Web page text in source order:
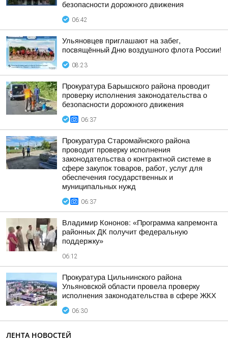
безопасности дорожного движения
06:42
Ульяновцев приглашают на забег,
посвящённый Дню воздушного флота России!
08:23
Прокуратура Барышского района проводит
проверку исполнения законодательства о
безопасности дорожного движения
06:37
Прокуратура Старомайнского района
проводит проверку исполнения
законодательства о контрактной системе в
сфере закупок товаров, работ, услуг для
обеспечения государственных и
муниципальных нужд
06:37
Владимир Кононов: «Программа капремонта
районных ДК получит федеральную
поддержку»
06:12
Прокуратура Цильнинского района
Ульяновской области провела проверку
исполнения законодательства в сфере ЖКХ
06:30
ЛЕНТА НОВОСТЕЙ